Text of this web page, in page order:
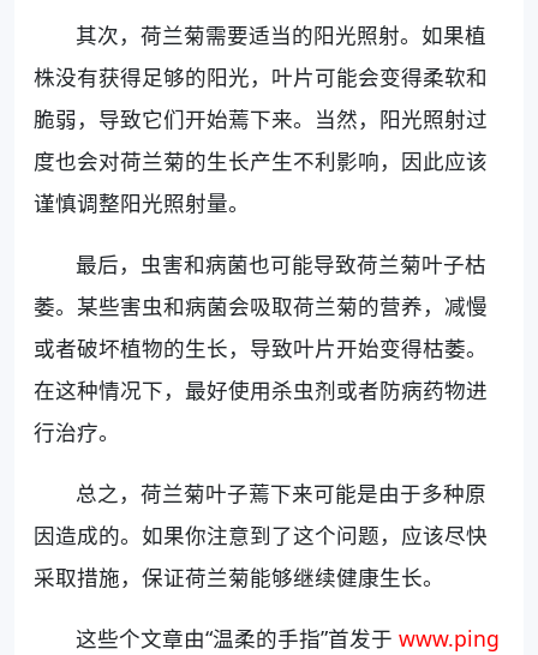
其次，荷兰菊需要适当的阳光照射。如果植
株没有获得足够的阳光，叶片可能会变得柔软和
脆弱，导致它们开始蔫下来。当然，阳光照射过
度也会对荷兰菊的生长产生不利影响，因此应该
谨慎调整阳光照射量。
最后，虫害和病菌也可能导致荷兰菊叶子枯
萎。某些害虫和病菌会吸取荷兰菊的营养，减慢
或者破坏植物的生长，导致叶片开始变得枯萎。
在这种情况下，最好使用杀虫剂或者防病药物进
行治疗。
总之，荷兰菊叶子蔫下来可能是由于多种原
因造成的。如果你注意到了这个问题，应该尽快
采取措施，保证荷兰菊能够继续健康生长。
这些个文章由“温柔的手指”首发于www.ping